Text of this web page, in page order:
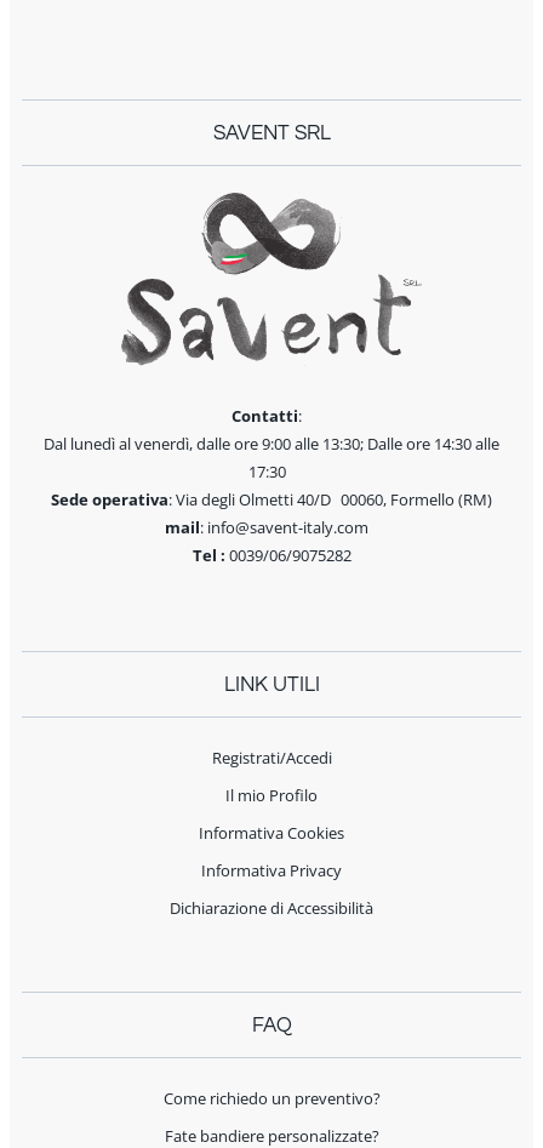
SAVENT SRL
Contatti:
Dal lunedì al venerdì, dalle ore 9:00 alle 13:30; Dalle ore 14:30 alle
17:30
Sede operativa: Via degli Olmetti 40/D 00060, Formello (RM)
mail: info@savent-italy.com
Tel : 0039/06/9075282
LINK UTILI
Registrati/Accedi
Il mio Profilo
Informativa Cookies
Informativa Privacy
Dichiarazione di Accessibilità
FAQ
Come richiedo un preventivo?
Fate bandiere personalizzate?